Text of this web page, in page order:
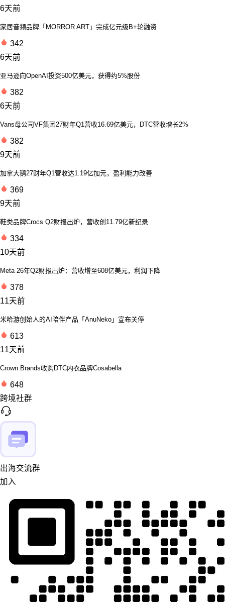
6天前
家居音频品牌「MORROR ART」完成亿元级B+轮融资
342
6天前
亚马逊向OpenAI投资500亿美元，获得约5%股份
382
6天前
Vans母公司VF集团27财年Q1营收16.69亿美元，DTC营收增长2%
382
9天前
加拿大鹅27财年Q1营收达1.19亿加元，盈利能力改善
369
9天前
鞋类品牌Crocs Q2财报出炉，营收创11.79亿新纪录
334
10天前
Meta 26年Q2财报出炉：营收增至608亿美元，利润下降
378
11天前
米哈游创始人的AI陪伴产品「AnuNeko」宣布关停
613
11天前
Crown Brands收购DTC内衣品牌Cosabella
648
跨境社群
出海交流群
加入